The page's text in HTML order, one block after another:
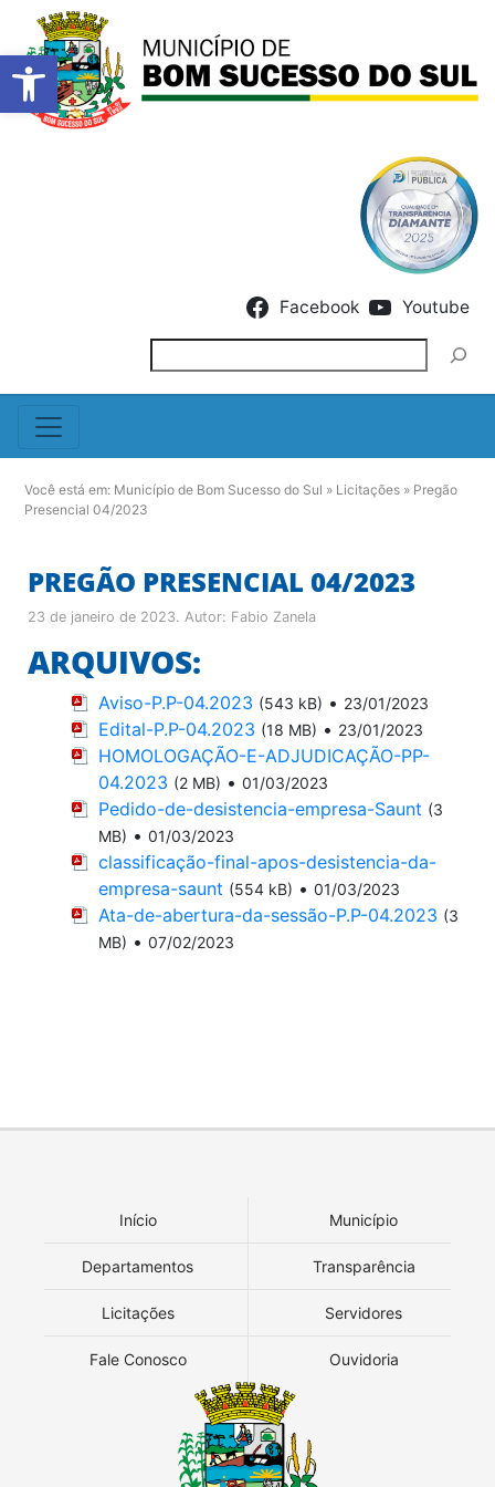
Barra de Ferramentas
Facebook Youtube
Você está em: Município de Bom Sucesso do Sul » Licitações » Pregão
Presencial 04/2023
PREGÃO PRESENCIAL 04/2023
23 de janeiro de 2023. Autor: Fabio Zanela
ARQUIVOS:
Aviso-P.P-04.2023 (543 kB) • 23/01/2023
Edital-P.P-04.2023 (18 MB) • 23/01/2023
HOMOLOGAÇÃO-E-ADJUDICAÇÃO-PP-
04.2023 (2 MB) • 01/03/2023
Pedido-de-desistencia-empresa-Saunt (3
MB) • 01/03/2023
classificação-final-apos-desistencia-da-
empresa-saunt (554 kB) • 01/03/2023
Ata-de-abertura-da-sessão-P.P-04.2023 (3
MB) • 07/02/2023
Início Município
Departamentos Transparência
Licitações Servidores
Fale Conosco Ouvidoria